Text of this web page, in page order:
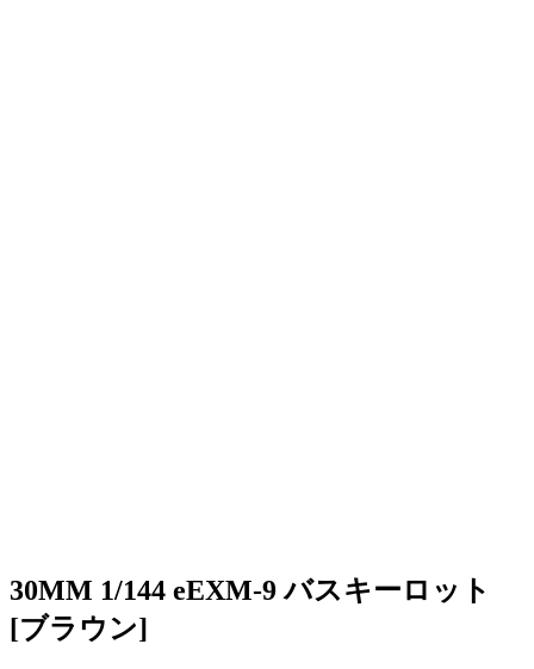
30MM 1/144 eEXM-9 バスキーロット
[ブラウン]